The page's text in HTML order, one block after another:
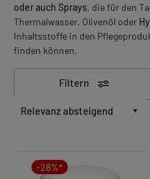
oder auch Sprays, die für den
Thermalwasser, Olivenöl oder
Inhaltsstoffe in den
finden können.
Filtern
Relevanz absteigend
-28%*